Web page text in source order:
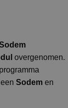
overgenomen.
Sodem en